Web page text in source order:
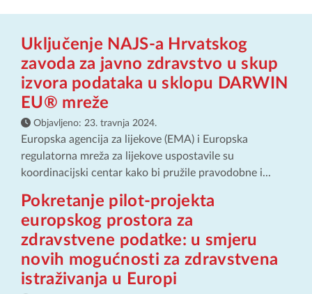
Uključenje NAJS-a Hrvatskog
zavoda za javno zdravstvo u skup
izvora podataka u sklopu DARWIN
EU® mreže
Objavljeno: 23. travnja 2024.
Europska agencija za lijekove (EMA) i Europska
regulatorna mreža za lijekove uspostavile su
koordinacijski centar kako bi pružile pravodobne i...
Pokretanje pilot-projekta
europskog prostora za
zdravstvene podatke: u smjeru
novih mogućnosti za zdravstvena
istraživanja u Europi